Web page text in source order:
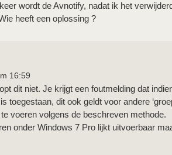
wordt de Avnotify, nadat ik het
heeft een oplossing ?
16:59
dit niet. Je krijgt een foutmelding dat
toegestaan, dit ook geldt voor andere
voeren volgens de beschreven methode.
onder Windows 7 Pro lijkt uitvoerbaar